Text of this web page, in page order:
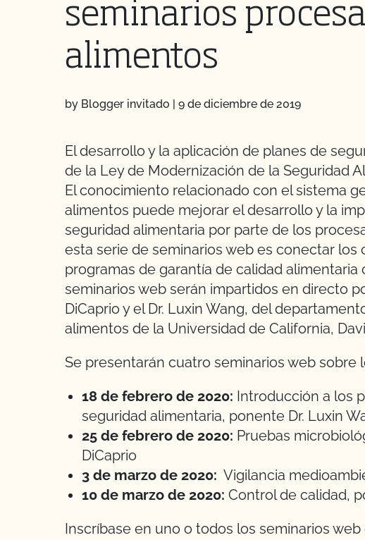
seminarios
alimentos
by Blogger invitado | 9 de diciembre de 2019
El desarrollo y la aplicación de planes de
de la Ley de Modernización de la Seguridad
El conocimiento relacionado con el sistema
alimentos puede mejorar el desarrollo y la
seguridad alimentaria por parte de los
esta serie de seminarios web es conectar
programas de garantía de calidad
seminarios web serán impartidos en directo
DiCaprio y el Dr. Luxin Wang, del
alimentos de la Universidad de California,
Se presentarán cuatro seminarios web sobre
18 de febrero de 2020: Introducción a los
seguridad alimentaria, ponente Dr. Luxin
25 de febrero de 2020: Pruebas
DiCaprio
3 de marzo de 2020: Vigilancia
10 de marzo de 2020: Control de calidad,
Inscríbase en uno o todos los seminarios web